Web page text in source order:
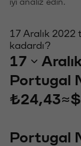
iyi analiz edin.
17 Aralık
kadardı?
17 Aralık
Portugal
₺24,43≈
Portugal